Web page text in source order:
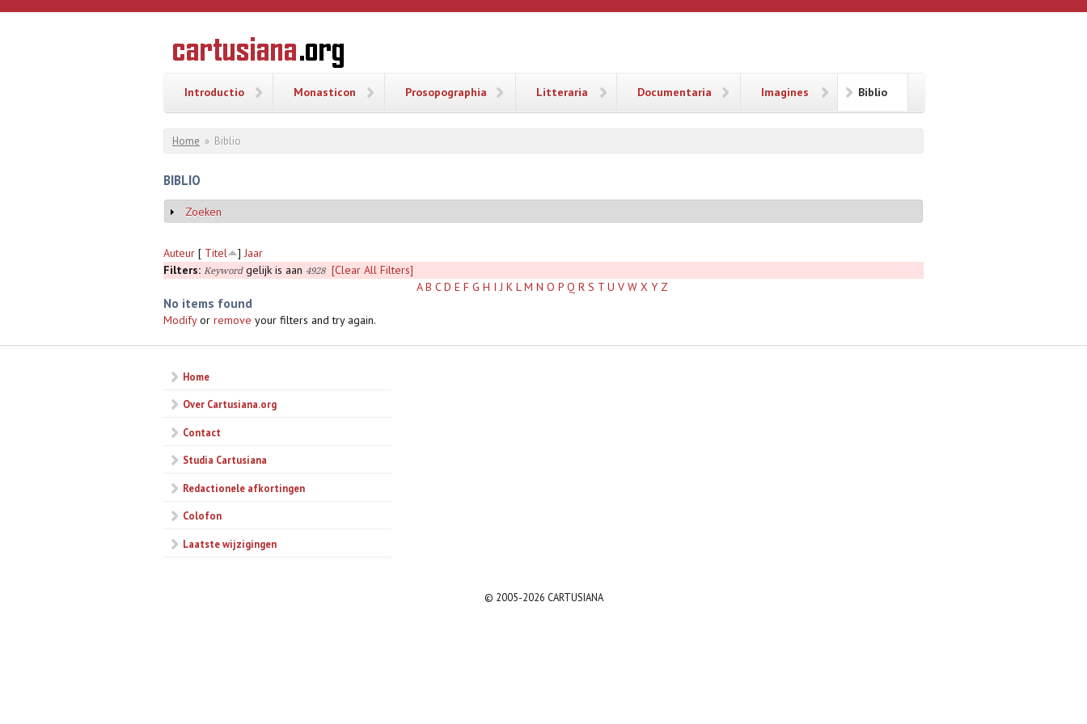
Overslaan en naar de inhoud gaan
CARTUSIANA
Geschiedenis
van de
Introductio Monasticon Prosopographia Litteraria Documentaria Imagines Biblio
U bent hier
Home » Biblio
BIBLIO
Weergeven
Zoeken
Auteur [ Titel ] Jaar
Filters: Keywordgelijk is aan 4928
[Clear All Filters]
A B C D E F G H I J K L M N O P Q R S T U V W X Y Z
No items found
Modifyor remove your filters and try again.
Home
Over Cartusiana.org
Contact
Studia Cartusiana
Redactionele afkortingen
Colofon
Laatste wijzigingen
© 2005-2026 CARTUSIANA